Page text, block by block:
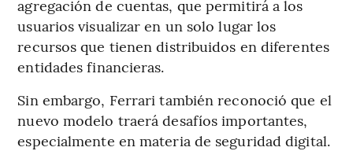
agregación de cuentas, que permitirá a los
usuarios visualizar en un solo lugar los
recursos que tienen distribuidos en diferentes
entidades financieras.
Sin embargo, Ferrari también reconoció que el
nuevo modelo traerá desafíos importantes,
especialmente en materia de seguridad digital.